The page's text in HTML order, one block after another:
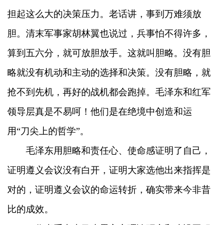
担起这么大的决策压力。老话讲，事到万难须放
胆。清末军事家胡林翼也说过，兵事怕不得许多，
算到五六分，就可放胆放手。这就叫胆略。没有胆
略就没有机动和主动的选择和决策。没有胆略，就
抢不到先机，再好的战机都会跑掉。毛泽东和红军
领导层真是不易呵！他们是在绝境中创造和运
用“刀尖上的哲学”。
毛泽东用胆略和责任心、使命感证明了自己，
证明遵义会议没有白开，证明大家选他出来指挥是
对的，证明遵义会议的命运转折，确实带来今非昔
比的成效。